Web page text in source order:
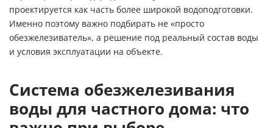
проектируется как часть более широкой водоподготовки.
Именно поэтому важно подбирать не «просто
обезжелезиватель», а решение под реальный состав воды
и условия эксплуатации на объекте.
Система обезжелезивания
воды для частного дома: что